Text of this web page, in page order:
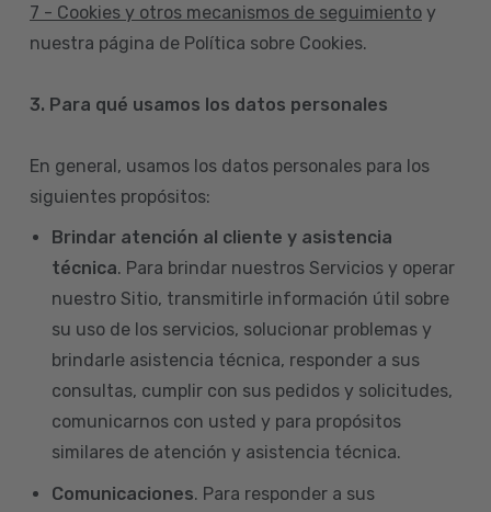
7 - Cookies y otros mecanismos de seguimiento y
nuestra página de Política sobre Cookies.
3. Para qué usamos los datos personales
En general, usamos los datos personales para los
siguientes propósitos:
Brindar atención al cliente y asistencia
técnica. Para brindar nuestros Servicios y operar
nuestro Sitio, transmitirle información útil sobre
su uso de los servicios, solucionar problemas y
brindarle asistencia técnica, responder a sus
consultas, cumplir con sus pedidos y solicitudes,
comunicarnos con usted y para propósitos
similares de atención y asistencia técnica.
Comunicaciones. Para responder a sus